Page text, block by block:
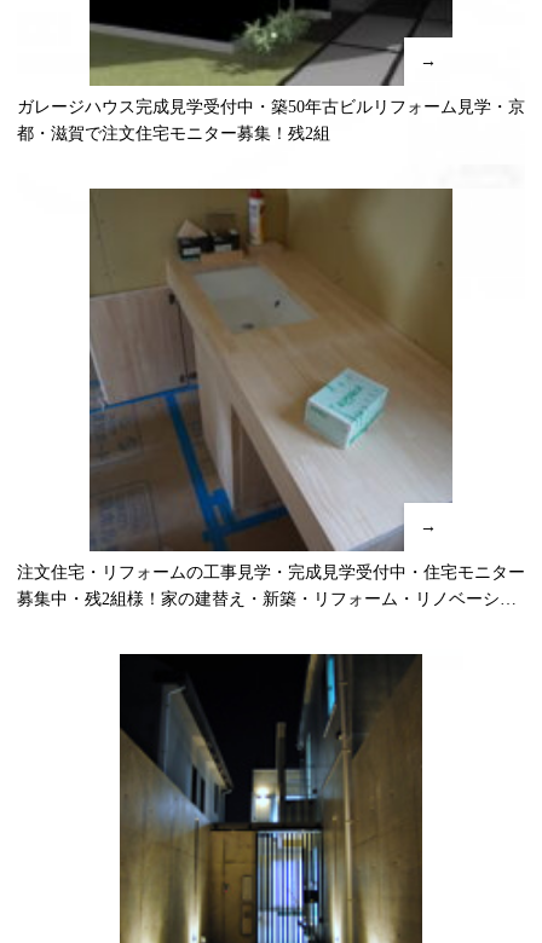
→
ガレージハウス完成見学受付中・築50年古ビルリフォーム見学・京
都・滋賀で注文住宅モニター募集！残2組
→
注文住宅・リフォームの工事見学・完成見学受付中・住宅モニター
募集中・残2組様！家の建替え・新築・リフォーム・リノベーショ